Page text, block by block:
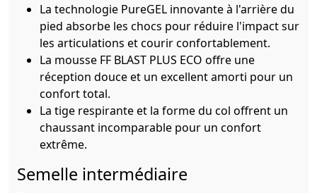
La technologie PureGEL innovante à l'arrière du
pied absorbe les chocs pour réduire l'impact sur
les articulations et courir confortablement.
La mousse FF BLAST PLUS ECO offre une
réception douce et un excellent amorti pour un
confort total.
La tige respirante et la forme du col offrent un
chaussant incomparable pour un confort
extrême.
Semelle intermédiaire